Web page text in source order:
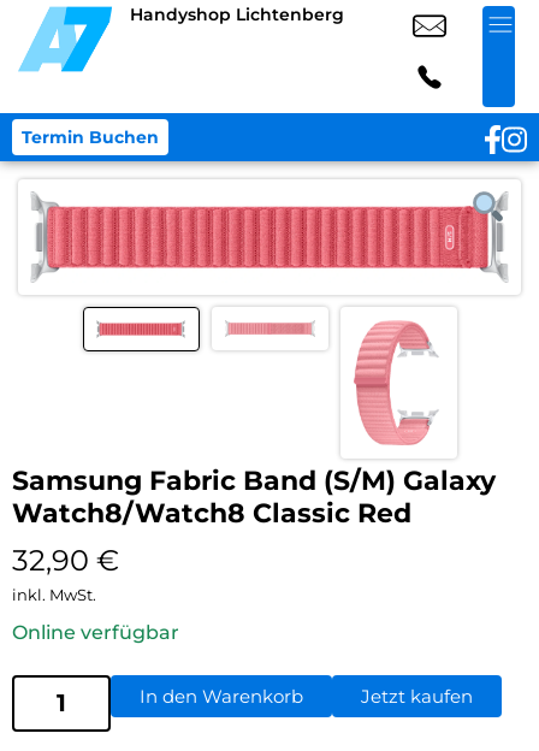
Handyshop Lichtenberg
Termin Buchen
Samsung Fabric Band (S/M) Galaxy
Watch8/Watch8 Classic Red
32,90 €
inkl. MwSt.
Online verfügbar
In den Warenkorb Jetzt kaufen